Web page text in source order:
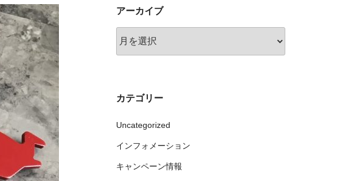
アーカイブ
ー
カテゴリー
Uncategorized
インフォメーション
キャンペーン情報